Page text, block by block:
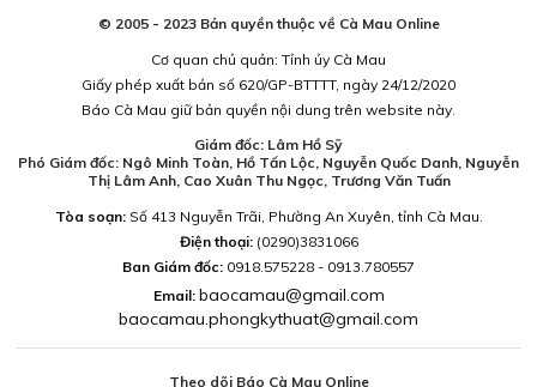
© 2005 - 2023 Bản quyền thuộc về Cà Mau Online
Cơ quan chủ quản: Tỉnh ủy Cà Mau
Giấy phép xuất bản số 620/GP-BTTTT, ngày 24/12/2020
Báo Cà Mau giữ bản quyền nội dung trên website này.
Giám đốc: Lâm Hồ Sỹ
Phó Giám đốc: Ngô Minh Toàn, Hồ Tấn Lộc, Nguyễn Quốc Danh, Nguyễn
Thị Lâm Anh, Cao Xuân Thu Ngọc, Trương Văn Tuấn
Tòa soạn:Số 413 Nguyễn Trãi, Phường An Xuyên, tỉnh Cà Mau.
Điện thoại: (0290)3831066
Ban Giám đốc: 0918.575228 - 0913.780557
Email: baocamau@gmail.com
baocamau.phongkythuat@gmail.com
Theo dõi Báo Cà Mau Online